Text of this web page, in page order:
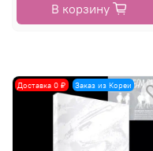
В корзину
Доставка 0 ₽ Заказ из Кореи